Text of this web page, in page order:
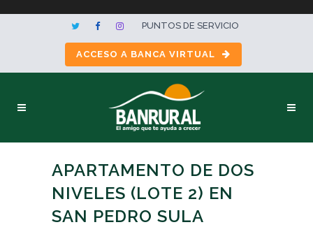
PUNTOS DE SERVICIO
ACCESO A BANCA VIRTUAL
APARTAMENTO DE DOS
NIVELES (LOTE 2) EN
SAN PEDRO SULA